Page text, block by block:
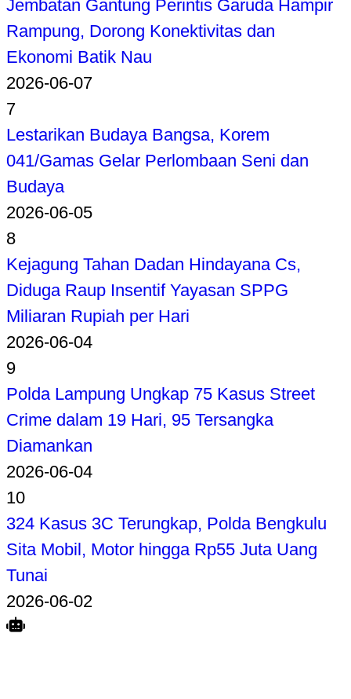
Jembatan Gantung Perintis Garuda Hampir
Rampung, Dorong Konektivitas dan
Ekonomi Batik Nau
2026-06-07
7
Lestarikan Budaya Bangsa, Korem
041/Gamas Gelar Perlombaan Seni dan
Budaya
2026-06-05
8
Kejagung Tahan Dadan Hindayana Cs,
Diduga Raup Insentif Yayasan SPPG
Miliaran Rupiah per Hari
2026-06-04
9
Polda Lampung Ungkap 75 Kasus Street
Crime dalam 19 Hari, 95 Tersangka
Diamankan
2026-06-04
10
324 Kasus 3C Terungkap, Polda Bengkulu
Sita Mobil, Motor hingga Rp55 Juta Uang
Tunai
2026-06-02